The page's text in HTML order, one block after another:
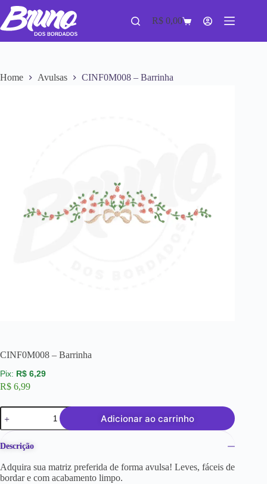
R$ 0,00
Home Avulsas CINF0M008 – Barrinha
CINF0M008 – Barrinha
R$ 6,29
R$ 6,99
Adicionar ao carrinho
Descrição
Adquira sua matriz preferida de forma avulsa! Leves, fáceis de
bordar e com acabamento limpo.